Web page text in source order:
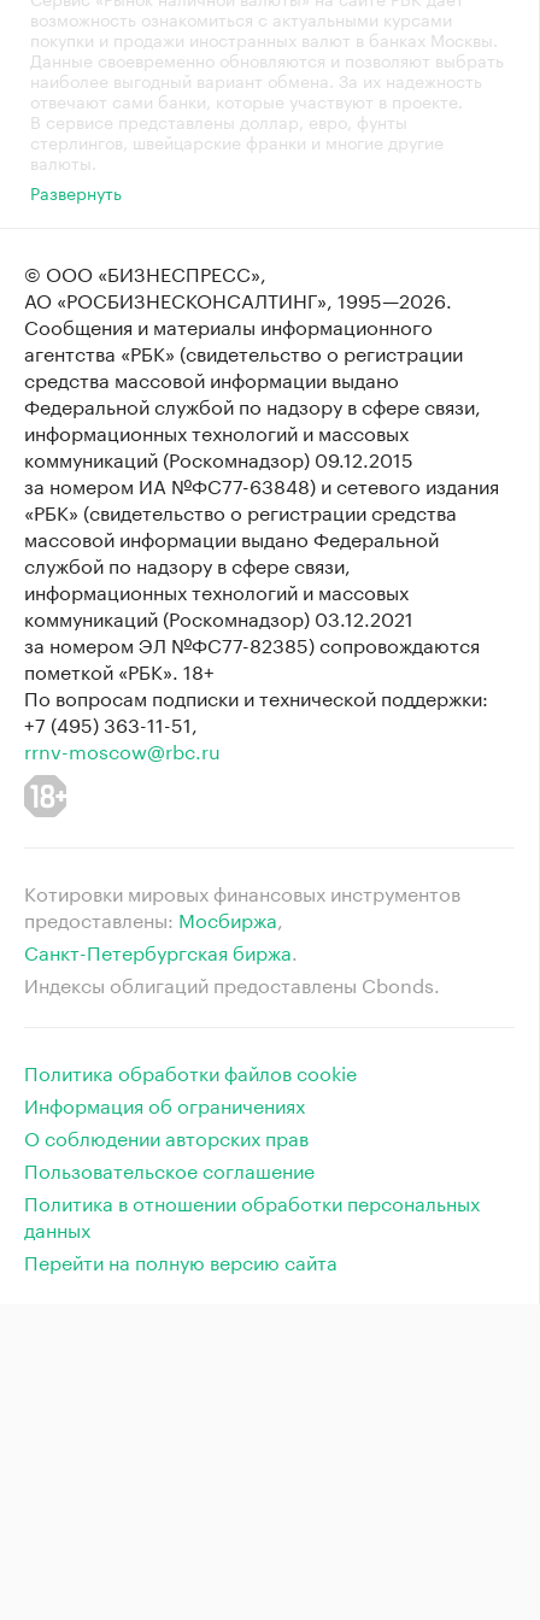
возможность ознакомиться с актуальными курсами
покупки и продажи иностранных валют в банках Москвы.
Данные своевременно обновляются и позволяют выбрать
наиболее выгодный вариант обмена. За их надежность
отвечают сами банки, которые участвуют в проекте.
В сервисе представлены доллар, евро, фунты
стерлингов, швейцарские франки и многие другие
валюты.
Развернуть
© ООО «БИЗНЕСПРЕСС»,
АО «РОСБИЗНЕСКОНСАЛТИНГ», 1995—2026.
Сообщения и материалы информационного
агентства «РБК» (свидетельство о регистрации
средства массовой информации выдано
Федеральной службой по надзору в сфере связи,
информационных технологий и массовых
коммуникаций (Роскомнадзор) 09.12.2015
за номером ИА №ФС77-63848) и сетевого издания
«РБК» (свидетельство о регистрации средства
массовой информации выдано Федеральной
службой по надзору в сфере связи,
информационных технологий и массовых
коммуникаций (Роскомнадзор) 03.12.2021
за номером ЭЛ №ФС77-82385) сопровождаются
пометкой «РБК». 18+
По вопросам подписки и технической поддержки:
+7 (495) 363-11-51,
rrnv-moscow@rbc.ru
Котировки мировых финансовых инструментов
предоставлены: Мосбиржа⁠,
Санкт-Петербургская биржа⁠.
Индексы облигаций предоставлены Cbonds.
Политика обработки файлов cookie
Информация об ограничениях
О соблюдении авторских прав
Пользовательское соглашение
Политика в отношении обработки персональных
данных
Перейти на полную версию сайта